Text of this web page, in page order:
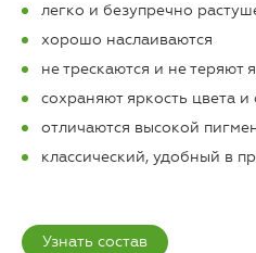
легко и безупречно
хорошо наслаиваются
не трескаются и не теряют
сохраняют яркость цвета и
отличаются высокой
классический, удобный в
Узнать состав